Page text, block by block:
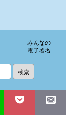
みんなの
電子署名